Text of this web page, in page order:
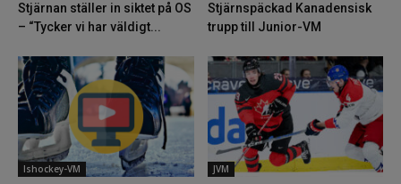
Stjärnan ställer in siktet på OS
– “Tycker vi har väldigt...
Stjärnspäckad Kanadensisk
trupp till Junior-VM
Ishockey-VM JVM